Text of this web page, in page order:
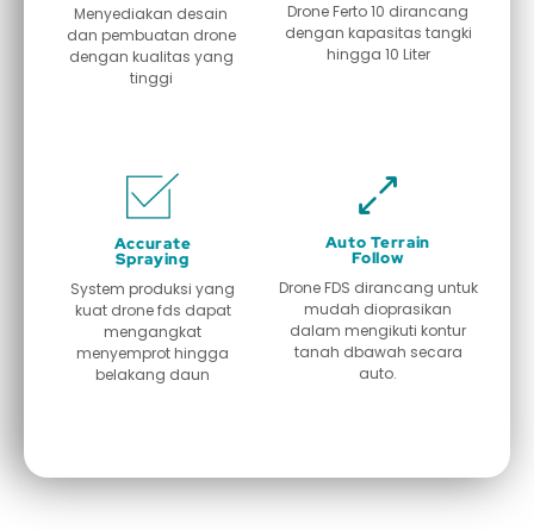
Menyediakan desain
dan pembuatan drone
dengan kualitas yang
tinggi
Drone Ferto 10 dirancang
dengan kapasitas tangki
hingga 10 Liter
Accurate
Spraying
System produksi yang
kuat drone fds dapat
mengangkat
menyemprot hingga
belakang daun
Auto Terrain
Follow
Drone FDS dirancang untuk
mudah dioprasikan
dalam mengikuti kontur
tanah dbawah secara
auto.